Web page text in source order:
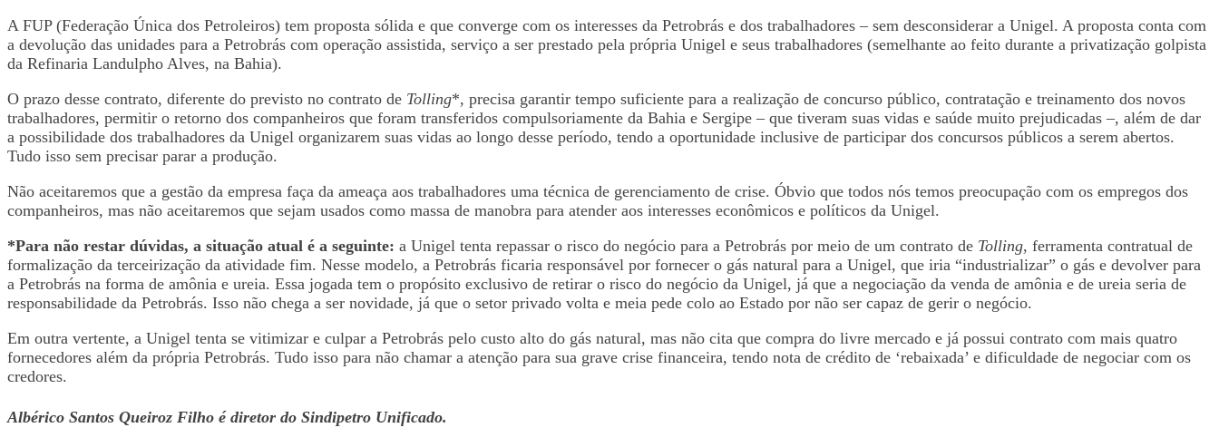
A FUP (Federação Única dos Petroleiros) tem proposta sólida e que converge com os interesses da Petrobrás e dos trabalhadores – sem desconsiderar a Unigel. A proposta conta com
a devolução das unidades para a Petrobrás com operação assistida, serviço a ser prestado pela própria Unigel e seus trabalhadores (semelhante ao feito durante a privatização golpista
da Refinaria Landulpho Alves, na Bahia).
O prazo desse contrato, diferente do previsto no contrato de Tolling*, precisa garantir tempo suficiente para a realização de concurso público, contratação e treinamento dos novos
trabalhadores, permitir o retorno dos companheiros que foram transferidos compulsoriamente da Bahia e Sergipe – que tiveram suas vidas e saúde muito prejudicadas –, além de dar
a possibilidade dos trabalhadores da Unigel organizarem suas vidas ao longo desse período, tendo a oportunidade inclusive de participar dos concursos públicos a serem abertos.
Tudo isso sem precisar parar a produção.
Não aceitaremos que a gestão da empresa faça da ameaça aos trabalhadores uma técnica de gerenciamento de crise. Óbvio que todos nós temos preocupação com os empregos dos
companheiros, mas não aceitaremos que sejam usados como massa de manobra para atender aos interesses econômicos e políticos da Unigel.
*Para não restar dúvidas, a situação atual é a seguinte: a Unigel tenta repassar o risco do negócio para a Petrobrás por meio de um contrato de Tolling, ferramenta contratual de
formalização da terceirização da atividade fim. Nesse modelo, a Petrobrás ficaria responsável por fornecer o gás natural para a Unigel, que iria “industrializar” o gás e devolver para
a Petrobrás na forma de amônia e ureia. Essa jogada tem o propósito exclusivo de retirar o risco do negócio da Unigel, já que a negociação da venda de amônia e de ureia seria de
responsabilidade da Petrobrás. Isso não chega a ser novidade, já que o setor privado volta e meia pede colo ao Estado por não ser capaz de gerir o negócio.
Em outra vertente, a Unigel tenta se vitimizar e culpar a Petrobrás pelo custo alto do gás natural, mas não cita que compra do livre mercado e já possui contrato com mais quatro
fornecedores além da própria Petrobrás. Tudo isso para não chamar a atenção para sua grave crise financeira, tendo nota de crédito de ‘rebaixada’ e dificuldade de negociar com os
credores.
Albérico Santos Queiroz Filho é diretor do Sindipetro Unificado.